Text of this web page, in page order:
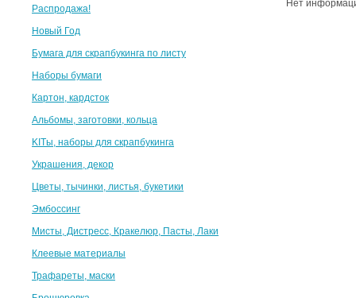
Распродажа!
Новый Год
Бумага для скрапбукинга по листу
Наборы бумаги
Картон, кардсток
Альбомы, заготовки, кольца
KITы, наборы для скрапбукинга
Украшения, декор
Цветы, тычинки, листья, букетики
Эмбоссинг
Мисты, Дистресс, Кракелюр, Пасты, Лаки
Клеевые материалы
Трафареты, маски
Нет